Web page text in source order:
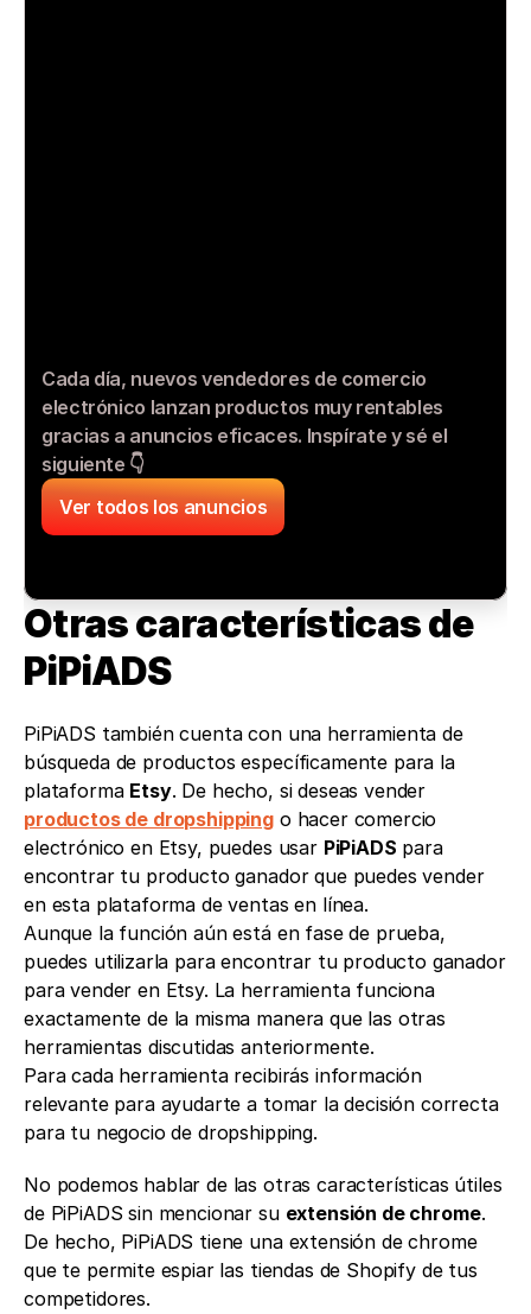
Cada día, nuevos vendedores de comercio
electrónico lanzan productos muy rentables
gracias a anuncios eficaces. Inspírate y sé el
siguiente 👇
Ver todos los anuncios
Otras características de
PiPiADS
PiPiADS también cuenta con una herramienta de
búsqueda de productos específicamente para la
plataforma Etsy
productos de dropshipping o hacer comercio
electrónico en Etsy, puedes usar PiPiADS para
encontrar tu producto ganador que puedes vender
en esta plataforma de ventas en línea.
Aunque la función aún está en fase de prueba,
puedes utilizarla para encontrar tu producto ganador
para vender en Etsy. La herramienta funciona
exactamente de la misma manera que las otras
herramientas discutidas anteriormente.
Para cada herramienta recibirás información
relevante para ayudarte a tomar la decisión correcta
para tu negocio de dropshipping.
No podemos hablar de las otras características útiles
de PiPiADS sin mencionar su extensión de chrome.
De hecho, PiPiADS tiene una extensión de chrome
que te permite espiar las tiendas de Shopify de tus
competidores.